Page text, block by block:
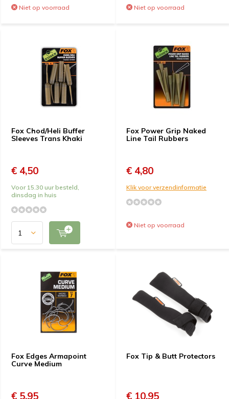
Niet op voorraad Niet op voorraad
Fox Chod/Heli Buffer
Sleeves Trans Khaki
€ 4,50
Voor 15.30 uur besteld,
dinsdag in huis
Fox Power Grip Naked
Line Tail Rubbers
€ 4,80
Klik voor verzendinformatie
Niet op voorraad
Fox Edges Armapoint
Curve Medium
€ 5,95
Fox Tip & Butt Protectors
€ 10,95